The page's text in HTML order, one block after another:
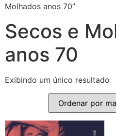
Molhados anos 70”
Secos e
anos 70
Exibindo um único resultado